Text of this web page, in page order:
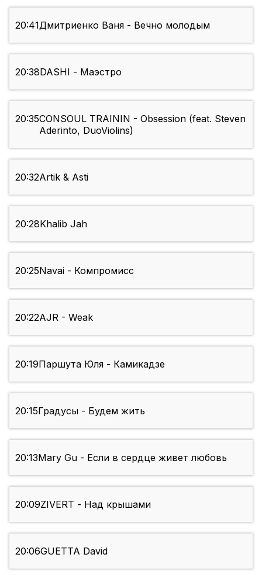
20:41Дмитриенко Ваня - Вечно молодым
20:38DASHI - Маэстро
20:35CONSOUL TRAININ - Obsession (feat. Steven
Aderinto, DuoViolins)
20:32Artik & Asti
20:28Khalib Jah
20:25Navai - Компромисс
20:22AJR - Weak
20:19Паршута Юля - Камикадзе
20:15Градусы - Будем жить
20:13Mary Gu - Если в сердце живет любовь
20:09ZIVERT - Над крышами
20:06GUETTA David